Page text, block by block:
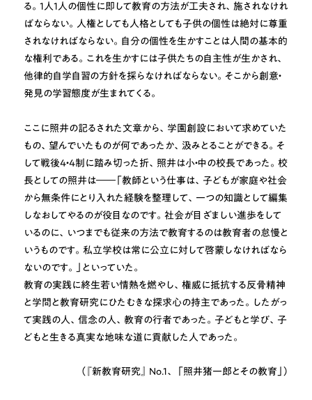
る。1人1人の個性に即して教育の方法が工夫され、施されなけれ
ばならない。人権としても人格としても子供の個性は絶対に尊重
されなければならない。自分の個性を生かすことは人間の基本的
な権利である。これを生かすには子供たちの自主性が生かされ、
他律的自学自習の方針を採らなければならない。そこから創意・
発見の学習態度が生まれてくる。
ここに照井の記るされた文章から、学園創設において求めていた
もの、望んでいたものが何であったか、汲みとることができる。そ
して戦後4・4制に踏み切った折、照井は小・中の校長であった。校
長としての照井は――「教師という仕事は、子どもが家庭や社会
から無条件にとり入れた経験を整理して、一つの知識として編集
しなおしてやるのが役目なのです。社会が目ざましい進歩をして
いるのに、いつまでも従来の方法で教育するのは教育者の怠慢と
いうものです。私立学校は常に公立に対して啓蒙しなければなら
ないのです。」といっていた。
教育の実践に終生若い情熱を燃やし、権威に抵抗する反骨精神
と学問と教育研究にひたむきな探求心の持主であった。したがっ
て実践の人、信念の人、教育の行者であった。子どもと学び、子
どもと生きる真実な地味な道に貢献した人であった。
（『新教育研究』 No.1、 「照井猪一郎とその教育」）